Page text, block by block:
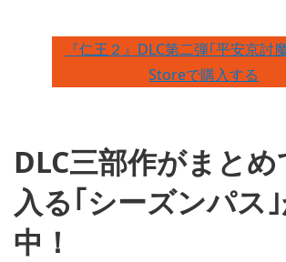
『仁王２』DLC第二弾｢平安京討
Storeで購入する
DLC三部作がまと
入る｢シーズンパス
中！